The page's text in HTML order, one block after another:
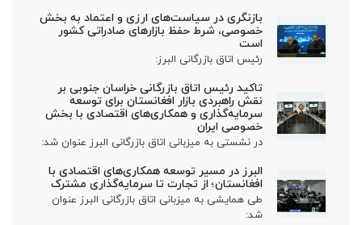
بازنگری در سیاست‌های ارزی و اعتماد به بخش
خصوصی، شرط حفظ بازارهای صادراتی کشور
است
رئیس اتاق بازرگانی البرز:
تاکید رئیس اتاق بازرگانی خراسان جنوبی بر
نقش راهبردی بازار افغانستان برای توسعه
سرمایه‌گذاری و همکاری‌های اقتصادی با بخش
خصوصی ایران
در نشستی به میزبانی اتاق بازرگانی البرز عنوان شد:
البرز در مسیر توسعه همکاری‌های اقتصادی با
افغانستان؛ از تجارت تا سرمایه‌گذاری مشترک
طی همایشی به میزبانی اتاق بازرگانی البرز عنوان
شد: